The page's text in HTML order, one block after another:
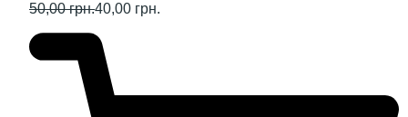
50,00 грн.40,00 грн.